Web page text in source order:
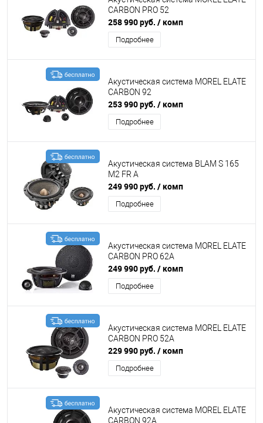
CARBON PRO 52
258 990 руб. / комп
Подробнее
Акустическая система MOREL ELATE
CARBON 92
253 990 руб. / комп
Подробнее
Акустическая система BLAM S 165
M2 FR A
249 990 руб. / комп
Подробнее
Акустическая система MOREL ELATE
CARBON PRO 62A
249 990 руб. / комп
Подробнее
Акустическая система MOREL ELATE
CARBON PRO 52A
229 990 руб. / комп
Подробнее
Акустическая система MOREL ELATE
CARBON 92A